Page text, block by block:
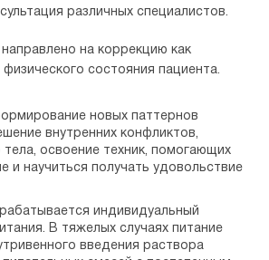
различных специалистов.
на коррекцию как
физического состояния пациента.
новых паттернов
внутренних конфликтов,
тела, освоение техник, помогающих
и научиться получать удовольствие
индивидуальный
В тяжелых случаях питание
введения раствора